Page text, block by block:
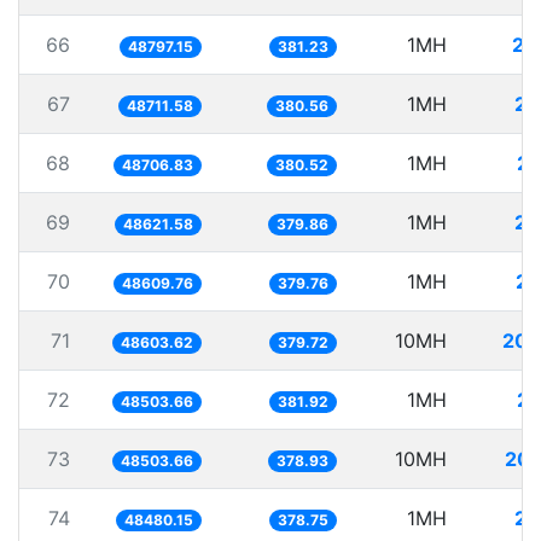
66 48797.15 381.23 1MH
67 48711.58 380.56 1MH
68 48706.83 380.52 1MH
69 48621.58 379.86 1MH
70 48609.76 379.76 1MH
71 48603.62 379.72 10MH
72 48503.66 381.92 1MH
73 48503.66 378.93 10MH
74 48480.15 378.75 1MH